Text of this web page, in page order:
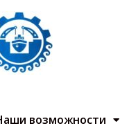
возможности